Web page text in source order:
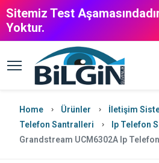
Sitemiz Test
Yoktur.
Home Ürünler
İletişim
Telefon Santralleri
Ip Telefon
Grandstream UCM6302A Ip